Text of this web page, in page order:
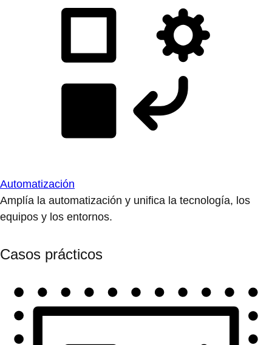
Automatización
Amplía la automatización y unifica la tecnología, los
equipos y los entornos.
Casos prácticos